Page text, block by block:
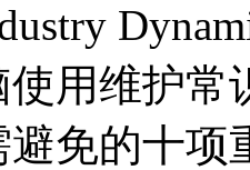
使用维护常
避免的十项